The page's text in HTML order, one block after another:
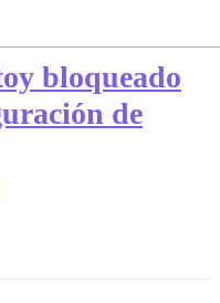
bloqueado
de